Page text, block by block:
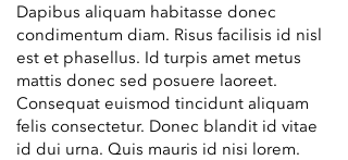
Dapibus aliquam habitasse donec
condimentum diam. Risus facilisis id nisl
est et phasellus. Id turpis amet metus
mattis donec sed posuere laoreet.
Consequat euismod tincidunt aliquam
felis consectetur. Donec blandit id vitae
id dui urna. Quis mauris id nisi lorem.